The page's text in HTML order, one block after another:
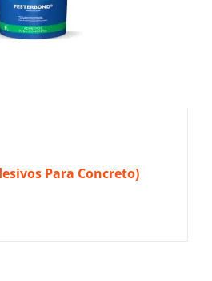
Para Concreto)